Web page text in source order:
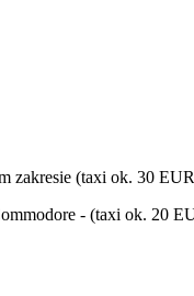
(taxi ok. 30
- (taxi ok. 20